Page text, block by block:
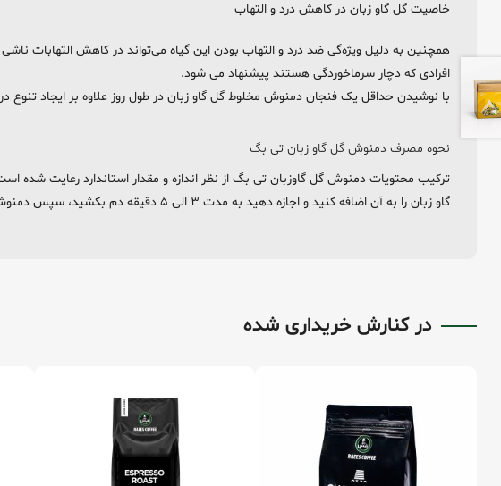
خاصیت گل گاو زبان در کاهش درد و التهاب
همچنین به دلیل ویژه‌گی ضد درد و التهاب بودن این گیاه می‌تواند در کاهش التهابات
افرادی که دچار سرماخوردگی هستند پیشنهاد می شود.
با نوشیدن حداقل یک فنجان دمنوش مخلوط گل گاو زبان در طول روز علاوه بر ایجاد تنوع
نحوه مصرف دمنوش گل گاو زبان تی بگ
ترکیب محتویات دمنوش گل گاوزبان تی بگ از نظر اندازه و مقدار استاندارد رعایت
گاو زبان را به آن اضافه کنید و اجازه دهید به مدت ۳ الی ۵ دقیقه دم بکشید، سپس دمنوش را نوش جان کنید.
در کنارش خریداری شده